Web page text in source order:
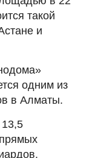
такой
и
одним из
в Алматы.